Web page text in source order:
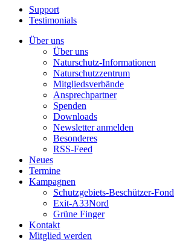
Support
Testimonials
Über uns
Über uns
Naturschutz-Informationen
Naturschutzzentrum
Mitgliedsverbände
Ansprechpartner
Spenden
Downloads
Newsletter anmelden
Besonderes
RSS-Feed
Neues
Termine
Kampagnen
Schutzgebiets-Beschützer-Fond
Exit-A33Nord
Grüne Finger
Kontakt
Mitglied werden